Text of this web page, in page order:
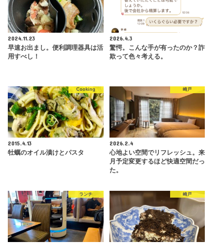
2024.11.23
早速お出まし。便利調理器具は活
用すべし！
2026.4.3
驚愕。こんな手が有ったのか？詐
欺って色々考える。
Cooking
2015.4.13
牡蠣のオイル漬けとパスタ
崎戸
2026.2.4
心地よい空間でリフレッシュ。来
月予定変更するほど快適空間だっ
た。
ランチ 崎戸